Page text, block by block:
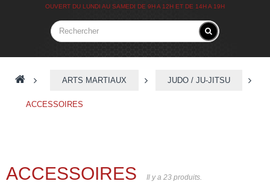
OUVERT DU LUNDI AU SAMEDI DE 9H A 12H ET DE 14H A 19H
> ARTS MARTIAUX > JUDO / JU-JITSU
ACCESSOIRES
ACCESSOIRES Il y a 23 produits.